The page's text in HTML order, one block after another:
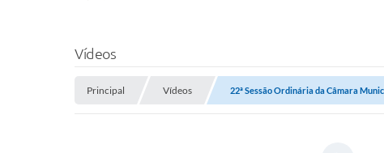
Vídeos
Principal Vídeos 22ª Sessão Ordinária da Câmara